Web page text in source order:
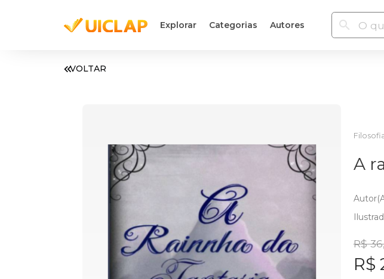
Explorar Categorias Autores
VOLTAR
A
R$
R$